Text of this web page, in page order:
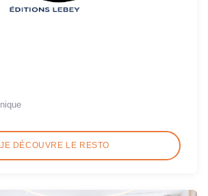
JE DÉCOUVRE LE RESTO